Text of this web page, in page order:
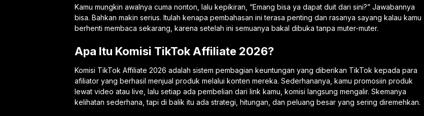
Kamu mungkin awalnya cuma nonton, lalu kepikiran, “Emang bisa ya dapat duit dari sini?” Jawabannya
bisa. Bahkan makin serius. Itulah kenapa pembahasan ini terasa penting dan rasanya sayang kalau kamu
berhenti membaca sekarang, karena setelah ini semuanya bakal dibuka tanpa muter-muter.
Apa Itu Komisi TikTok Affiliate 2026?
Komisi TikTok Affiliate 2026 adalah sistem pembagian keuntungan yang diberikan TikTok kepada para
afiliator yang berhasil menjual produk melalui konten mereka. Sederhananya, kamu promosiin produk
lewat video atau live, lalu setiap ada pembelian dari link kamu, komisi langsung mengalir. Skemanya
kelihatan sederhana, tapi di balik itu ada strategi, hitungan, dan peluang besar yang sering diremehkan.